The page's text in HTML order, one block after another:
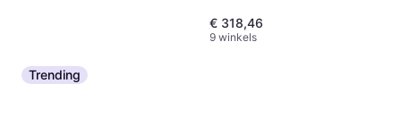
€ 318,46
9 winkels
Trending